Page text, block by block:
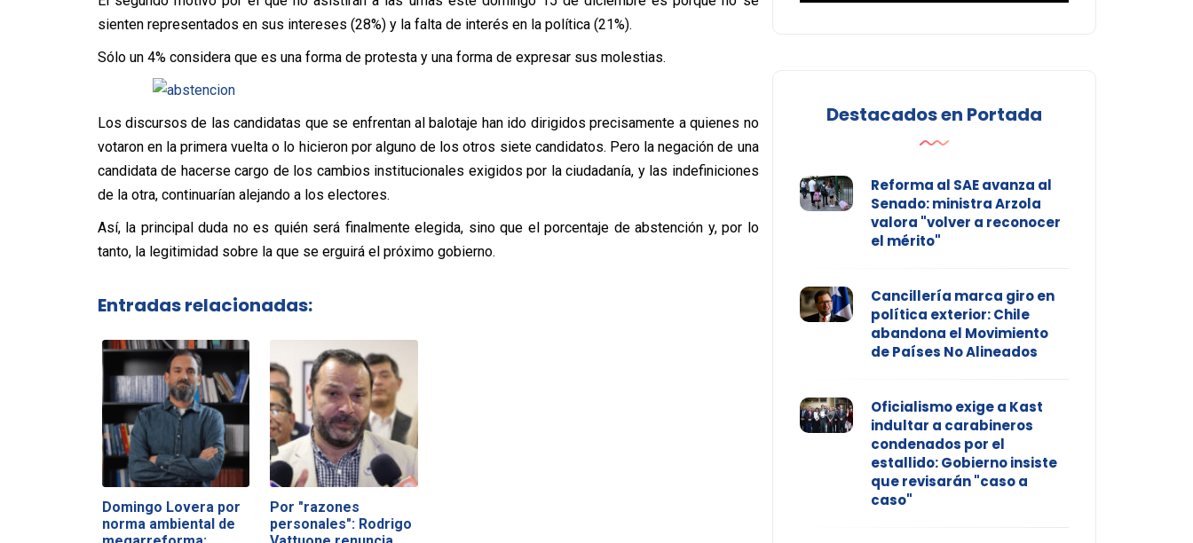
sienten representados en sus intereses (28%) y la falta de interés en la política (21%).
Sólo un 4% considera que es una forma de protesta y una forma de expresar sus molestias.
Los discursos de las candidatas que se enfrentan al balotaje han ido dirigidos precisamente a quienes no
votaron en la primera vuelta o lo hicieron por alguno de los otros siete candidatos. Pero la negación de una
candidata de hacerse cargo de los cambios institucionales exigidos por la ciudadanía, y las indefiniciones
de la otra, continuarían alejando a los electores.
Así, la principal duda no es quién será finalmente elegida, sino que el porcentaje de abstención y, por lo
tanto, la legitimidad sobre la que se erguirá el próximo gobierno.
Entradas relacionadas:
Domingo Lovera por
norma ambiental de
Por "razones
personales": Rodrigo
Destacados en Portada
Reforma al SAE avanza al
Senado: ministra Arzola
valora "volver a reconocer
el mérito"
Cancillería marca giro en
política exterior: Chile
abandona el Movimiento
de Países No Alineados
Oficialismo exige a Kast
indultar a carabineros
condenados por el
estallido: Gobierno insiste
que revisarán "caso a
caso"